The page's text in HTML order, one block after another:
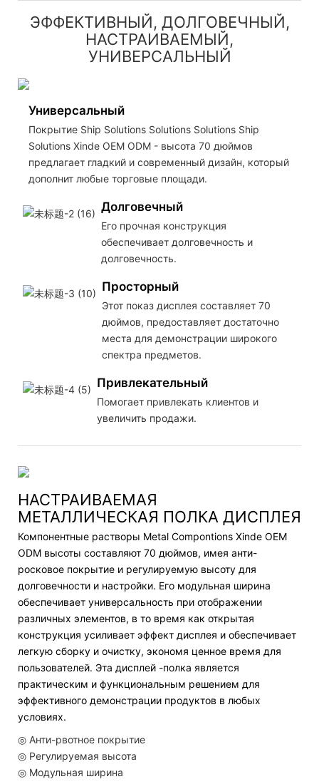
ЭФФЕКТИВНЫЙ, ДОЛГОВЕЧНЫЙ,
НАСТРАИВАЕМЫЙ,
УНИВЕРСАЛЬНЫЙ
Универсальный
Покрытие Ship Solutions Solutions Solutions Ship
Solutions Xinde OEM ODM - высота 70 дюймов
предлагает гладкий и современный дизайн, который
дополнит любые торговые площади.
Долговечный
Его прочная конструкция
обеспечивает долговечность и
долговечность.
Просторный
Этот показ дисплея составляет 70
дюймов, предоставляет достаточно
места для демонстрации широкого
спектра предметов.
Привлекательный
Помогает привлекать клиентов и
увеличить продажи.
НАСТРАИВАЕМАЯ
МЕТАЛЛИЧЕСКАЯ ПОЛКА ДИСПЛЕЯ
Компонентные растворы Metal Compontions Xinde OEM
ODM высоты составляют 70 дюймов, имея анти-
росковое покрытие и регулируемую высоту для
долговечности и настройки. Его модульная ширина
обеспечивает универсальность при отображении
различных элементов, в то время как открытая
конструкция усиливает эффект дисплея и обеспечивает
легкую сборку и очистку, экономя ценное время для
пользователей. Эта дисплей -полка является
практическим и функциональным решением для
эффективного демонстрации продуктов в любых
условиях.
◎ Анти-рвотное покрытие
◎ Регулируемая высота
◎ Модульная ширина